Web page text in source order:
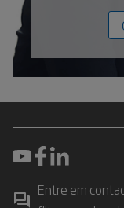
Entre em